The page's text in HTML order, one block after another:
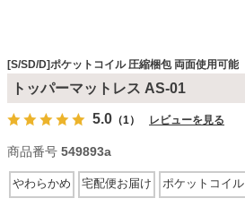
ダイニングテーブル・セット
[S/SD/D]ポケットコイル 圧縮梱包 両面使用可能
トッパーマットレス AS-01
5.0 （1） レビューを見る
商品番号 549893a
宅配便お届け
やわらかめ ポケットコイル